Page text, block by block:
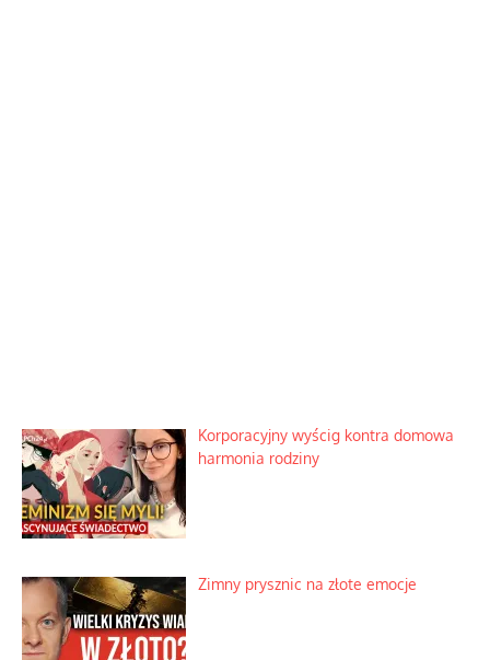
Korporacyjny wyścig kontra domowa
harmonia rodziny
Zimny prysznic na złote emocje